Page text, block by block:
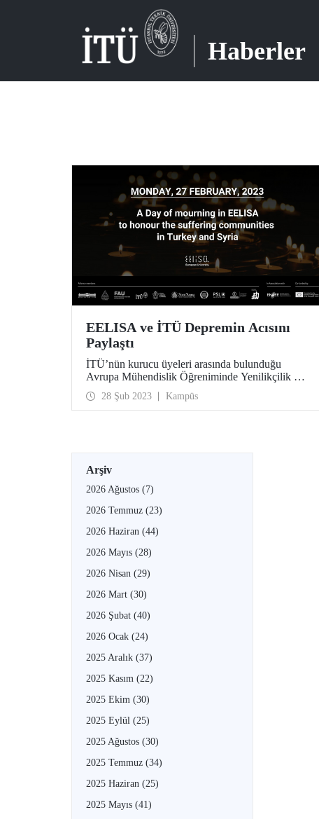
Haberler
EELISA ve İTÜ Depremin Acısını
Paylaştı
İTÜ’nün kurucu üyeleri arasında bulunduğu
Avrupa Mühendislik Öğreniminde Yenilikçilik ve
Bilim Birliği (EELISA) deprem felaketinden
etkilenen İTÜ’lüler ve bütün toplumun
kayıplarının yasını tutuyor.
28 Şub 2023 Kampüs
Arşiv
2026 Ağustos (7)
2026 Temmuz (23)
2026 Haziran (44)
2026 Mayıs (28)
2026 Nisan (29)
2026 Mart (30)
2026 Şubat (40)
2026 Ocak (24)
2025 Aralık (37)
2025 Kasım (22)
2025 Ekim (30)
2025 Eylül (25)
2025 Ağustos (30)
2025 Temmuz (34)
2025 Haziran (25)
2025 Mayıs (41)